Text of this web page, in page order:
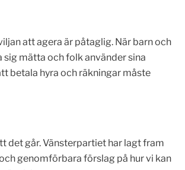
att agera är påtaglig. När barn och
sig mätta och folk använder sina
betala hyra och räkningar måste
det går. Vänsterpartiet har lagt fram
genomförbara förslag på hur vi kan